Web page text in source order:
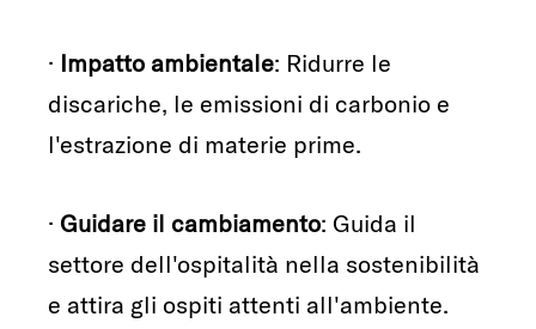
· Impatto ambientale: Ridurre le
discariche, le emissioni di carbonio e
l'estrazione di materie prime.
· Guidare il cambiamento: Guida il
settore dell'ospitalità nella sostenibilità
e attira gli ospiti attenti all'ambiente.